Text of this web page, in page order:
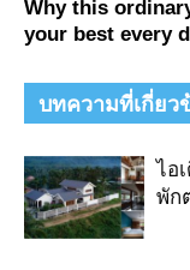
บทความที่เกี่ยว
ไอ
พัก